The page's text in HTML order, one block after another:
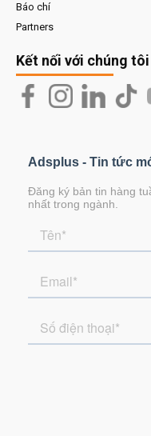
Báo chí
Partners
Kết nối với chúng tôi